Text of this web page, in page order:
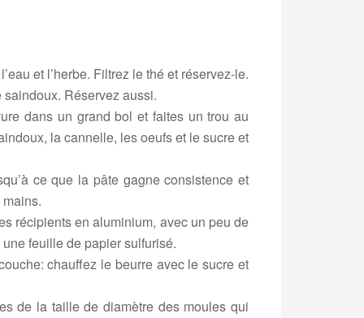
et l’herbe. Filtrez le thé et réservez-le.
Réservez aussi.
dans un grand bol et faites un trou au
la cannelle, les oeufs et le sucre et
ce que la pâte gagne consistence et
récipients en aluminium, avec un peu de
feuille de papier sulfurisé.
chauffez le beurre avec le sucre et
de la taille de diamètre des moules qui